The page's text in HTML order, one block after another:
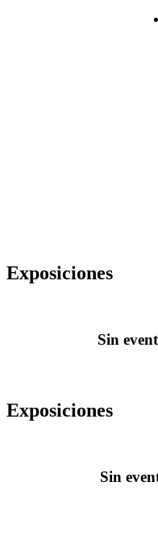
Exposiciones
Sin
Exposiciones
Sin